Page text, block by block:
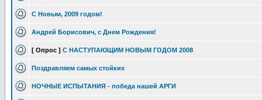
С Новым, 2009 годом!
Андрей Борисович, с Днем Рождения!
[ Опрос ] С НАСТУПАЮЩИМ НОВЫМ ГОДОМ 2008
Поздравляем самых стойких
НОЧНЫЕ ИСПЫТАНИЯ - победа нашей АРГИ